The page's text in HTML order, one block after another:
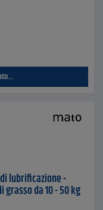
lubrificazione -
da 10 - 50 kg